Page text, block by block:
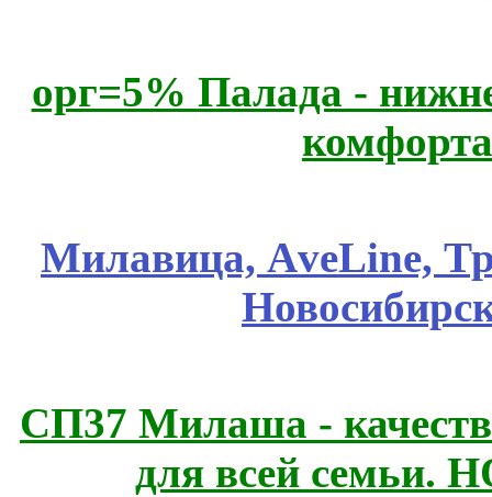
орг=5% Палада -
Милавица, АveLine,
СП37 Милаша -
для всей семьи.